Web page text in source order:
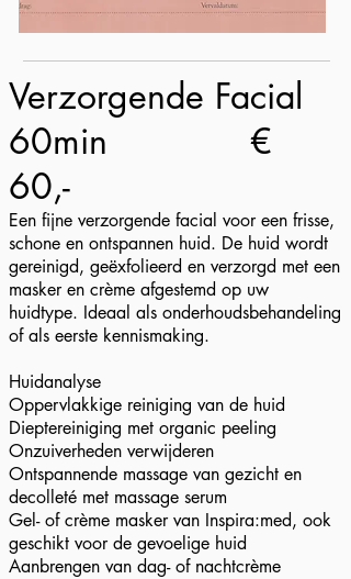
Verzorgende Facial
60min
€
60,-
Een fijne verzorgende facial voor een frisse,
schone en ontspannen huid. De huid wordt
gereinigd, geëxfolieerd en verzorgd met een
masker en crème afgestemd op uw
huidtype. Ideaal als onderhoudsbehandeling
of als eerste kennismaking.
Huidanalyse
Oppervlakkige reiniging van de huid
Dieptereiniging met organic peeling
Onzuiverheden verwijderen
Ontspannende massage van gezicht en
decolleté met massage serum
Gel- of crème masker van Inspira:med, ook
geschikt voor de gevoelige huid
Aanbrengen van dag- of nachtcrème